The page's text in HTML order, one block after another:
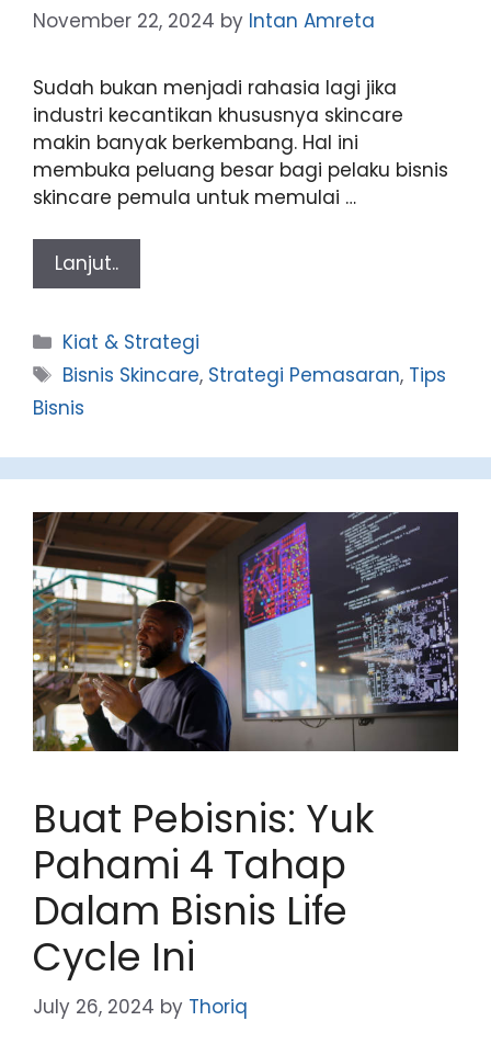
November 22, 2024 by Intan Amreta
Sudah bukan menjadi rahasia lagi jika
industri kecantikan khususnya skincare
makin banyak berkembang. Hal ini
membuka peluang besar bagi pelaku bisnis
skincare pemula untuk memulai …
Lanjut..
Categories
Kiat & Strategi
Tags
Bisnis Skincare, Strategi Pemasaran, Tips
Bisnis
Buat Pebisnis: Yuk
Pahami 4 Tahap
Dalam Bisnis Life
Cycle Ini
July 26, 2024 by Thoriq